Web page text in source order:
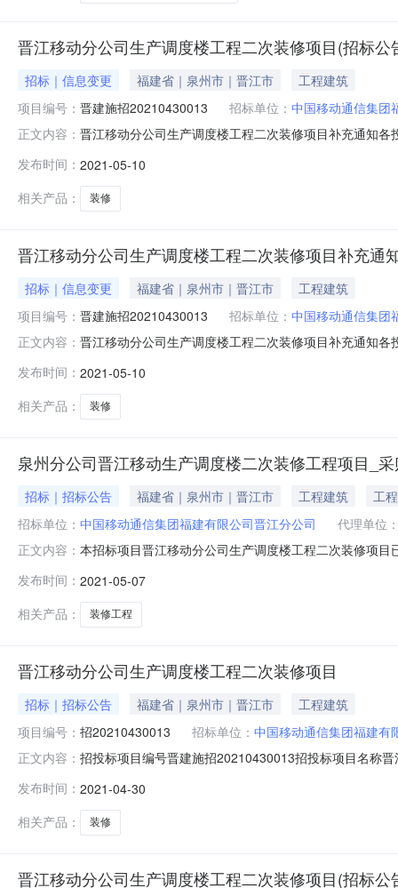
晋江移动分公司生产调度楼工程二次装修项目(招标公
招标｜信息变更 福建省｜泉州市｜晋江市
工程建筑
项目编号： 晋建施招20210430013 招标单位： 中国移动通信集团
正文内容： 晋江移动分公司生产调度楼工程二次装修项目补充通知
标范围和内容修改为：本招标项目系晋江移动分公司生
程、给排水工程
发布时间： 2021-05-10
相关产品：
装修
晋江移动分公司生产调度楼工程二次装修项目补充通
招标｜信息变更 福建省｜泉州市｜晋江市
工程建筑
项目编号： 晋建施招20210430013 招标单位： 中国移动通信集团
正文内容： 晋江移动分公司生产调度楼工程二次装修项目补充通知
标范围和内容修改为：本招标项目系晋江移动分公司生
程、给排水工程
发布时间： 2021-05-10
相关产品：
装修
泉州分公司晋江移动生产调度楼二次装修工程项目_
招标｜招标公告 福建省｜泉州市｜晋江市 工程建筑
工程
招标单位： 中国移动通信集团福建有限公司晋江分公司
代理单位
正文内容： 本招标项目晋江移动分公司生产调度楼工程二次装修项
公开招标。一、采购说明1.招标条件本招标项目晋江移
动通信集团福建有限公司
发布时间： 2021-05-07
相关产品：
装修工程
晋江移动分公司生产调度楼工程二次装修项目
招标｜招标公告 福建省｜泉州市｜晋江市
工程建筑
项目编号： 招20210430013 招标单位： 中国移动通信集团福建有
正文内容： 招投标项目编号晋建施招20210430013招投标项目名称
市政基础设施工程标准施工招标文件通用本（2017年修
图纸.zi
发布时间： 2021-04-30
相关产品：
装修
晋江移动分公司生产调度楼工程二次装修项目(招标公